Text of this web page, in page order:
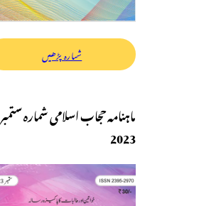
شمارہ پڑھیں
ماہنامہ حجاب اسلامی شمارہ ستمبر
2023